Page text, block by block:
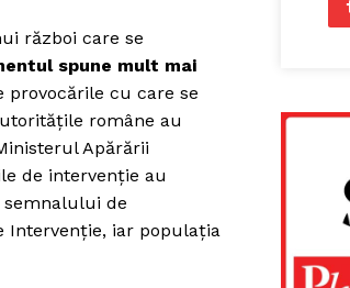
război care se
spune mult mai
provocările cu care se
române au
Apărării
de intervenție au
de
Intervenție, iar populația